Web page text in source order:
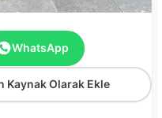
WhatsApp
Kaynak Olarak Ekle